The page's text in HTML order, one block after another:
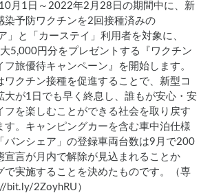
月1日～2022年2月28日の期間中に、新
染予防ワクチンを2回接種済みの
」と「カーステイ」利用者を対象に、
5,000円分をプレゼントする『ワクチン
旅優待キャンペーン』を開始します。
ワクチン接種を促進することで、新型コ
大が1日でも早く終息し、誰もが安心・安
フを楽しむことができる社会を取り戻す
す。キャンピングカーを含む車中泊仕様
バンシェア」の登録車両台数は9月で200
宣言が月内で解除が見込まれることか
で実施することを決めたものです。（専
bit.ly/2ZoyhRU）